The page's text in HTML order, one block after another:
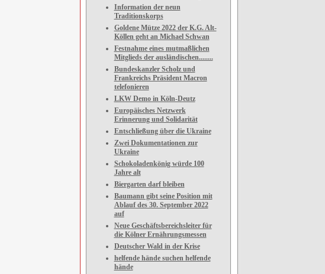
Information der neun
Traditionskorps
Goldene Mütze 2022 der K.G. Alt-
Köllen geht an Michael Schwan
Festnahme eines mutmaßlichen
Mitglieds der ausländischen........
Bundeskanzler Scholz und
Frankreichs Präsident Macron
telefonieren
LKW Demo in Köln-Deutz
Europäisches Netzwerk
Erinnerung und Solidarität
Entschließung über die Ukraine
Zwei Dokumentationen zur
Ukraine
Schokoladenkönig würde 100
Jahre alt
Biergarten darf bleiben
Baumann gibt seine Position mit
Ablauf des 30. September 2022
auf
Neue Geschäftsbereichsleiter für
die Kölner Ernährungsmessen
Deutscher Wald in der Krise
helfende hände suchen helfende
hände